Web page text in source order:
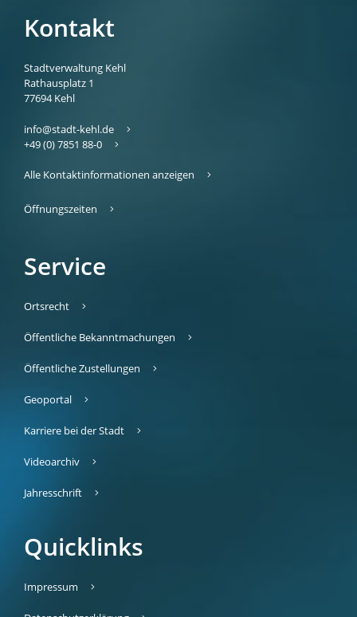
Kontakt
Stadtverwaltung Kehl
Rathausplatz 1
77694 Kehl
info@stadt-kehl.de
+49 (0) 7851 88-0
Alle Kontaktinformationen anzeigen
Öffnungszeiten
Service
Ortsrecht
Öffentliche Bekanntmachungen
Öffentliche Zustellungen
Geoportal
Karriere bei der Stadt
Videoarchiv
Jahresschrift
Quicklinks
Impressum